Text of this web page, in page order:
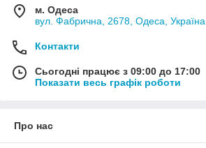
м. Одеса
вул. Фабрична, 2678, Одеса, Україна
Контакти
Сьогодні працює з 09:00 до 17:00
Показати весь графік роботи
Про нас